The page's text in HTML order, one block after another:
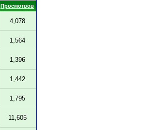
Просмотров
4,078
1,564
1,396
1,442
1,795
11,605